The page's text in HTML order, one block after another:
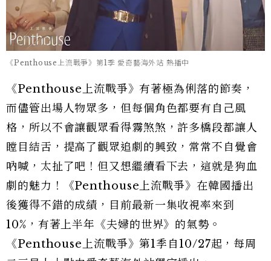
《Penthouse上流戰爭》第1季 愛奇藝海外站 熱播中
《Penthouse上流戰爭》有著極為俐落的節奏，
而儘管出場人物眾多，但每個角色都要有自己風
格，所以不會讓觀眾看得霧煞煞，許多橋段都讓人
瞠目結舌，提高了觀眾追劇的興致，常常不自覺會
吶喊，太扯了吧！但又想繼續看下去，這就是狗血
劇的魅力！《Penthouse上流戰爭》在韓國播出
後獲得不錯的成績，目前最新一集收視率來到
10%，有著上半年《夫婦的世界》的氣勢。
《Penthouse上流戰爭》第1季自10/27起，每周